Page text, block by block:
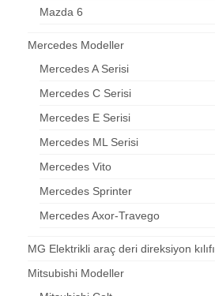
Mazda 6
Mercedes Modeller
Mercedes A Serisi
Mercedes C Serisi
Mercedes E Serisi
Mercedes ML Serisi
Mercedes Vito
Mercedes Sprinter
Mercedes Axor-Travego
MG Elektrikli araç deri direksiyon kılıfı
Mitsubishi Modeller